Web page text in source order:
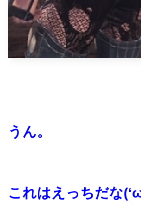
うん。
これはえっちだな